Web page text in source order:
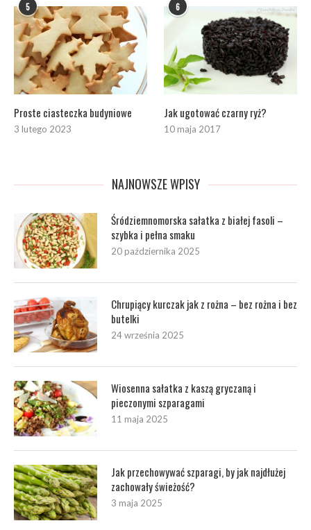
5
Proste ciasteczka budyniowe
3 lutego 2023
6
Jak ugotować czarny ryż?
10 maja 2017
NAJNOWSZE WPISY
Śródziemnomorska sałatka z białej fasoli –
szybka i pełna smaku
20 października 2025
Chrupiący kurczak jak z rożna – bez rożna i bez
butelki
24 września 2025
Wiosenna sałatka z kaszą gryczaną i
pieczonymi szparagami
11 maja 2025
Jak przechowywać szparagi, by jak najdłużej
zachowały świeżość?
3 maja 2025